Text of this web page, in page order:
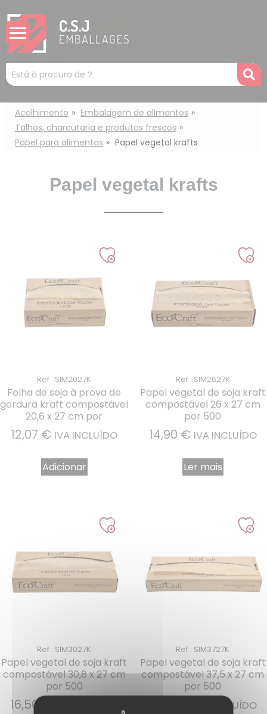
Mots
clés
:
Acolhimento
Embalagem de alimentos
Talhos, charcutaria e produtos frescos
Papel para alimentos
Papel vegetal krafts
Papel vegetal krafts
Ref : SIM2027K
Folha de soja à prova de
gordura kraft compostável
20,6 x 27 cm por
12,07 € IVA INCLUÍDO
Adicionar
Ref : SIM2627K
Papel vegetal de soja kraft
compostável 26 x 27 cm
por 500
14,90 € IVA INCLUÍDO
Ler mais
Ref : SIM3027K
Papel vegetal de soja kraft
compostável 30,8 x 27 cm
por 500
16,50
Ref : SIM3727K
Papel vegetal de soja kraft
compostável 37,5 x 27 cm
por 500
IVA INCLUÍDO